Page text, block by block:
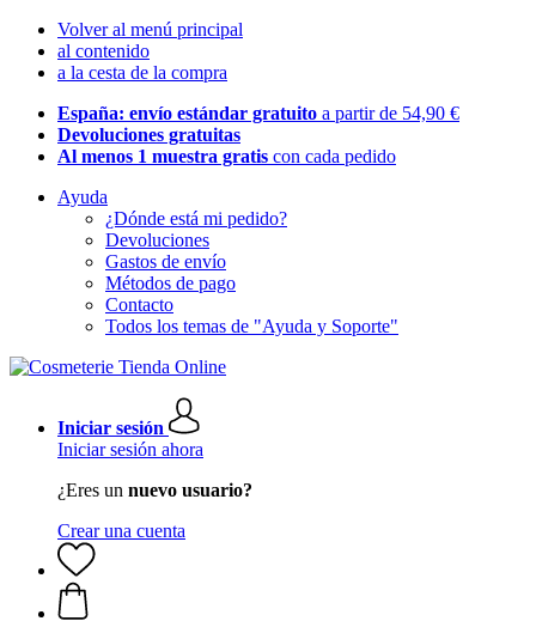
Volver al menú principal
al contenido
a la cesta de la compra
España: envío estándar gratuito a partir de 54,90 €
Devoluciones gratuitas
Al menos 1 muestra gratis con cada pedido
Ayuda
¿Dónde está mi pedido?
Devoluciones
Gastos de envío
Métodos de pago
Contacto
Todos los temas de "Ayuda y Soporte"
Iniciar sesión
Iniciar sesión ahora
¿Eres un nuevo usuario?
Crear una cuenta